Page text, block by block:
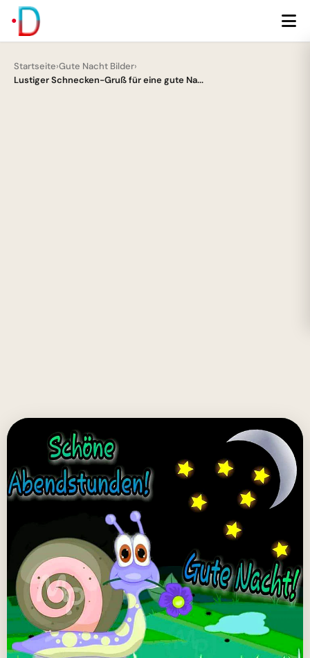
Startseite›Gute Nacht Bilder›
Lustiger Schnecken-Gruß für eine gute Na...